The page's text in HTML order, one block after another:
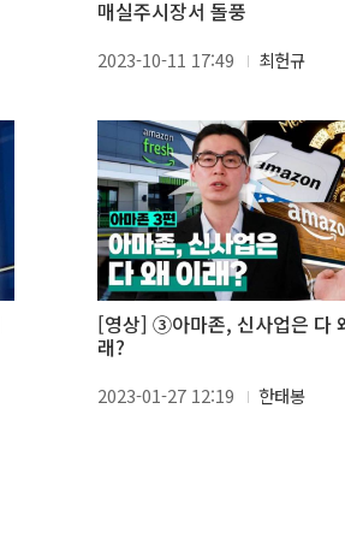
매실주시장서 돌풍
2023-10-11 17:49 최헌규
[영상] ③아마존, 신사업은 다
래?
2023-01-27 12:19 한태봉